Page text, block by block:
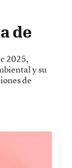
de
2025,
y su
de